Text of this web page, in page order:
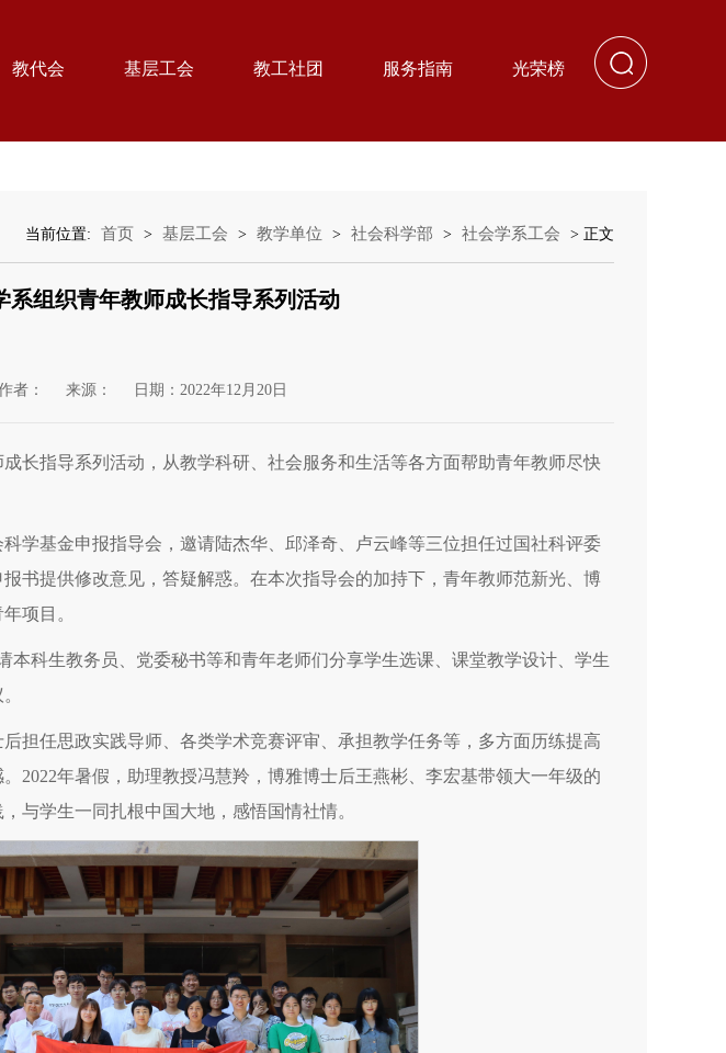
教代会 基层工会 教工社团 服务指南 光荣榜
当前位置: 首页 > 基层工会 > 教学单位 > 社会科学部 > 社会学系工会 > 正文
系组织青年教师成长指导系列活动
者： 来源： 日期：2022年12月20日
长指导系列活动，从教学科研、社会服务和生活等各方面帮助青年教师尽快
学基金申报指导会，邀请陆杰华、邱泽奇、卢云峰等三位担任过国社科评委
书提供修改意见，答疑解惑。在本次指导会的加持下，青年教师范新光、博
项目。
本科生教务员、党委秘书等和青年老师们分享学生选课、课堂教学设计、学生
担任思政实践导师、各类学术竞赛评审、承担教学任务等，多方面历练提高
2022年暑假，助理教授冯慧羚，博雅博士后王燕彬、李宏基带领大一年级的
与学生一同扎根中国大地，感悟国情社情。